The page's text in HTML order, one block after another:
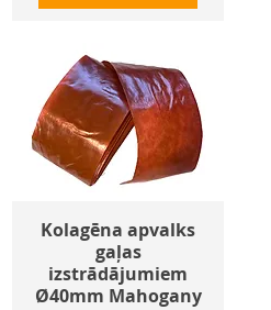
Kolagēna apvalks
gaļas
izstrādājumiem
Ø40mm Mahogany